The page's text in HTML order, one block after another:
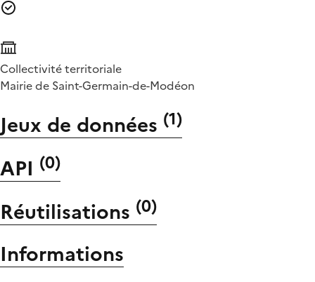
Collectivité territoriale
Mairie de Saint-Germain-de-Modéon
Jeux de données (1)
API (0)
Réutilisations (0)
Informations